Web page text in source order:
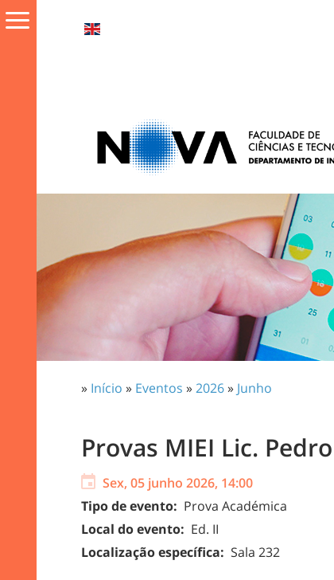
» Início » Eventos »2026» Junho
Provas MIEI Lic.
Sex, 05 junho 2026, 14:00
Tipo de evento: Prova Académica
Local do evento: Ed. II
Localização específica: Sala 232